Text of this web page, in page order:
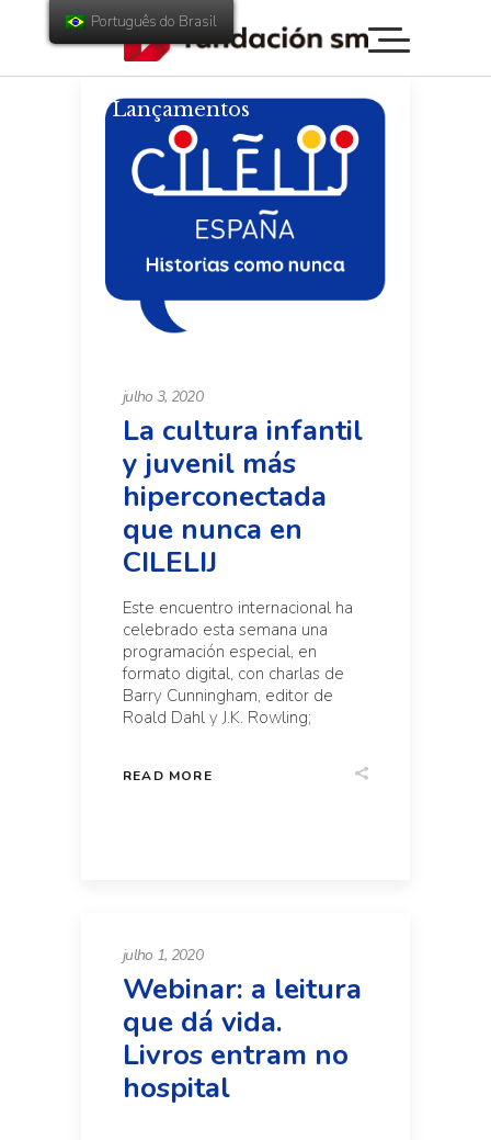
Lançamentos
julho 3, 2020
La cultura infantil
y juvenil más
hiperconectada
que nunca en
CILELIJ
Este encuentro internacional ha
celebrado esta semana una
programación especial, en
formato digital, con charlas de
Barry Cunningham, editor de
Roald Dahl y J.K. Rowling;
READ MORE
julho 1, 2020
Webinar: a leitura
que dá vida.
Livros entram no
hospital
Português do Brasil